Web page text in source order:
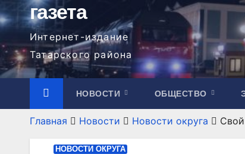
газета
Интернет-издание
Татарского района
НОВОСТИ ОБЩЕСТВО
Главная Новости Новости округа
НОВОСТИ ОКРУГА